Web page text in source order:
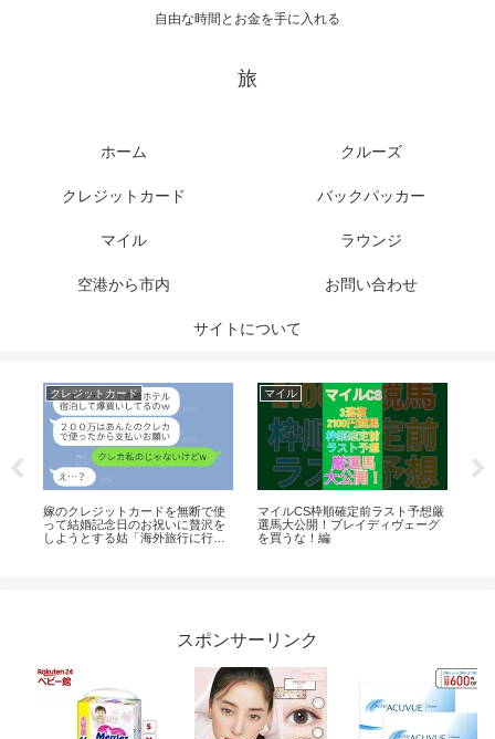
自由な時間とお金を手に入れる
旅
ホーム クルーズ
クレジットカード バックパッカー
マイル ラウンジ
空港から市内 お問い合わせ
サイトについて
マイル
マイルCS枠順確定前ラスト予想厳
選馬大公開！ブレイディヴェーグ
を買うな！編
マイル
【安田記念2022】得意な東京マイ
ル!19年インディチャンプ、20年グ
ランアレグリアをイチオシ指名！
スポンサーリンク